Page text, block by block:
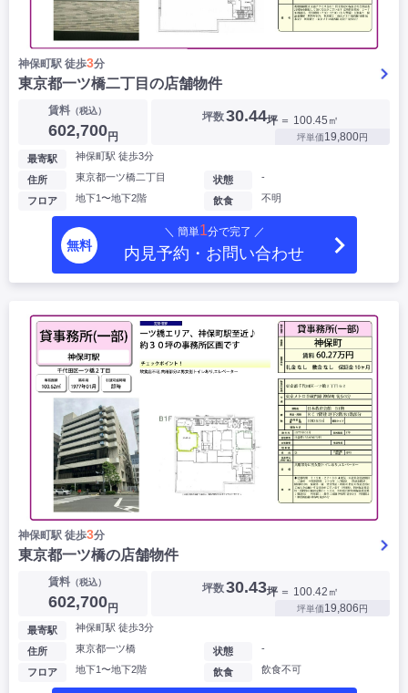
神保町駅 徒歩3分
東京都一ツ橋二丁目の店舗物件
賃料（税込）
602,700円
坪数30.44坪 ＝ 100.45㎡
坪単価19,800円
最寄駅 神保町駅 徒歩3分
住所 東京都一ツ橋二丁目
フロア 地下1〜地下2階
状態 -
飲食 不明
無料
＼ 簡単1分で完了 ／
内見予約・お問い合わせ
神保町駅 徒歩3分
東京都一ツ橋の店舗物件
賃料（税込）
602,700円
坪数30.43坪 ＝ 100.42㎡
坪単価19,806円
最寄駅 神保町駅 徒歩3分
住所 東京都一ツ橋
フロア 地下1〜地下2階
状態 -
飲食 飲食不可